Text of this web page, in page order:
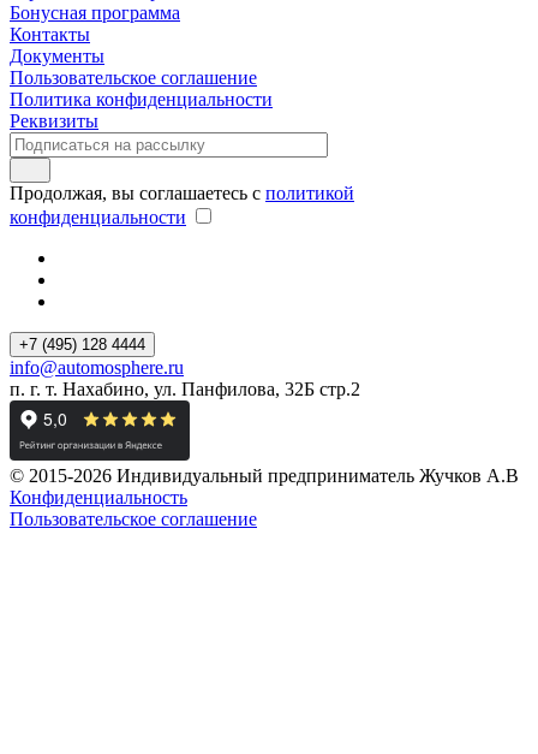
Бонусная программа
Контакты
Документы
Пользовательское соглашение
Политика конфиденциальности
Реквизиты
Продолжая, вы соглашаетесь с политикой
конфиденциальности
+7 (495) 128 4444
info@automosphere.ru
п. г. т. Нахабино, ул. Панфилова, 32Б стр.2
© 2015-2026 Индивидуальный предприниматель Жучков А.В
Конфиденциальность
Пользовательское соглашение